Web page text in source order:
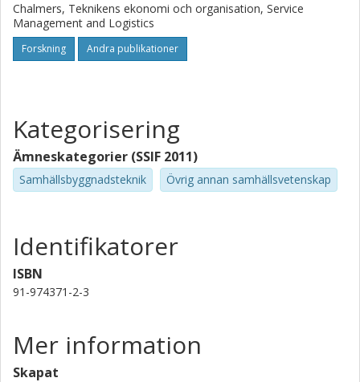
Chalmers, Teknikens ekonomi och organisation, Service
Management and Logistics
Forskning Andra publikationer
Kategorisering
Ämneskategorier (SSIF 2011)
Samhällsbyggnadsteknik Övrig annan samhällsvetenskap
Identifikatorer
ISBN
91-974371-2-3
Mer information
Skapat